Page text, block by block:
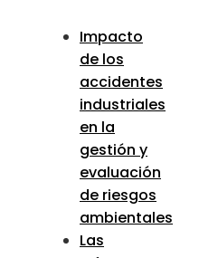
Impacto
de los
accidentes
industriales
en la
gestión y
evaluación
de riesgos
ambientales
Las